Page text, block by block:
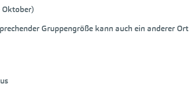
Oktober)
Gruppengröße kann auch ein anderer Ort